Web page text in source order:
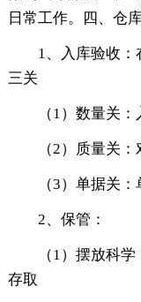
日常工作。四、仓
1、入库验收
三关
（1）数量关
（2）质量关
（3）单据关
2、保管：
（1）摆放科
存取